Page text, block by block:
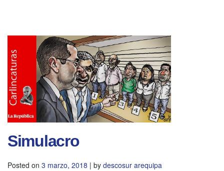
Simulacro
Posted on 3 marzo, 2018 | by descosur arequipa